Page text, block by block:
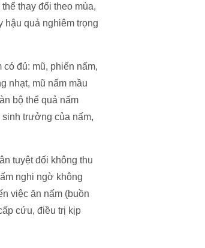
thay đổi theo mùa,
hậu quả nghiêm trọng
đủ: mũ, phiến nấm,
nhạt, mũ nấm mầu
bộ thể quả nấm
sinh trưởng của nấm,
tuyệt đối không thu
nghi ngờ không
việc ăn nấm (buồn
cứu, điều trị kịp